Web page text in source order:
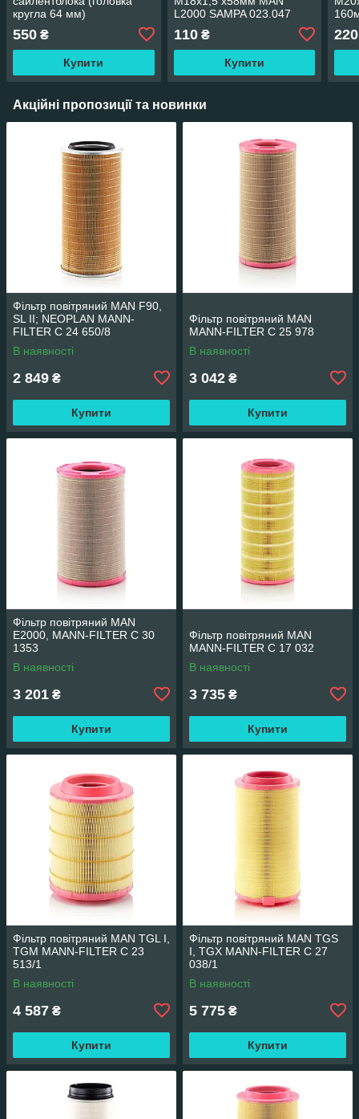
кругла 64 мм)
550 ₴
Купити
L2000 SAMPA 023.047
110₴
Купити
220
Акційні пропозиції та новинки
Фільтр повітряний MAN F90,
SL II; NEOPLAN MANN-
FILTER C 24 650/8
В наявності
2 849 ₴
Купити
Фільтр повітряний MAN
MANN-FILTER C 25 978
В наявності
3 042 ₴
Купити
Фільтр повітряний MAN
E2000, MANN-FILTER C 30
1353
В наявності
3 201 ₴
Купити
Фільтр повітряний MAN
MANN-FILTER C 17 032
В наявності
3 735 ₴
Купити
Фільтр повітряний MAN TGL I,
TGM MANN-FILTER C 23
513/1
В наявності
4 587 ₴
Купити
Фільтр повітряний MAN TGS
I, TGX MANN-FILTER C 27
038/1
В наявності
5 775 ₴
Купити